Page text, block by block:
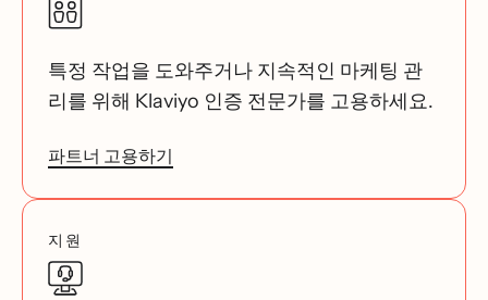
특정 작업을 도와주거나 지속적인 마케팅 관
리를 위해 Klaviyo 인증 전문가를 고용하세요.
파트너 고용하기
지원